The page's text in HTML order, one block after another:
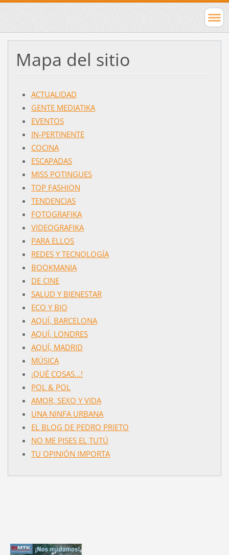
Mapa del sitio
ACTUALIDAD
GENTE MEDIATIKA
EVENTOS
IN-PERTINENTE
COCINA
ESCAPADAS
MISS POTINGUES
TOP FASHION
TENDENCIAS
FOTOGRAFIKA
VIDEOGRAFIKA
PARA ELLOS
REDES Y TECNOLOGÍA
BOOKMANIA
DE CINE
SALUD Y BIENESTAR
ECO Y BIO
AQUÍ, BARCELONA
AQUÍ, LONDRES
AQUÍ, MADRID
MÚSICA
¡QUÉ COSAS...!
POL & POL
AMOR, SEXO Y VIDA
UNA NINFA URBANA
EL BLOG DE PEDRO PRIETO
NO ME PISES EL TUTÚ
TU OPINIÓN IMPORTA